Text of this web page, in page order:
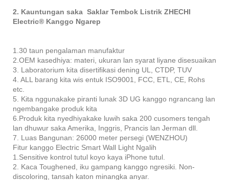
2. Kauntungan saka Saklar Tembok Listrik ZHECHI
Electric® Kanggo Ngarep
1.30 taun pengalaman manufaktur
2.OEM kasedhiya: materi, ukuran lan syarat liyane disesuaikan
3. Laboratorium kita disertifikasi dening UL, CTDP, TUV
4. ALL barang kita wis entuk ISO9001, FCC, ETL, CE, Rohs
etc.
5. Kita nggunakake piranti lunak 3D UG kanggo ngrancang lan
ngembangake produk kita
6.Produk kita nyedhiyakake luwih saka 200 cusomers tengah
lan dhuwur saka Amerika, Inggris, Prancis lan Jerman dll.
7. Luas Bangunan: 26000 meter persegi (WENZHOU)
Fitur kanggo Electric Smart Wall Light Ngalih
1.Sensitive kontrol tutul koyo kaya iPhone tutul.
2. Kaca Toughened, iku gampang kanggo ngresiki. Non-
discoloring, tansah katon minangka anyar.